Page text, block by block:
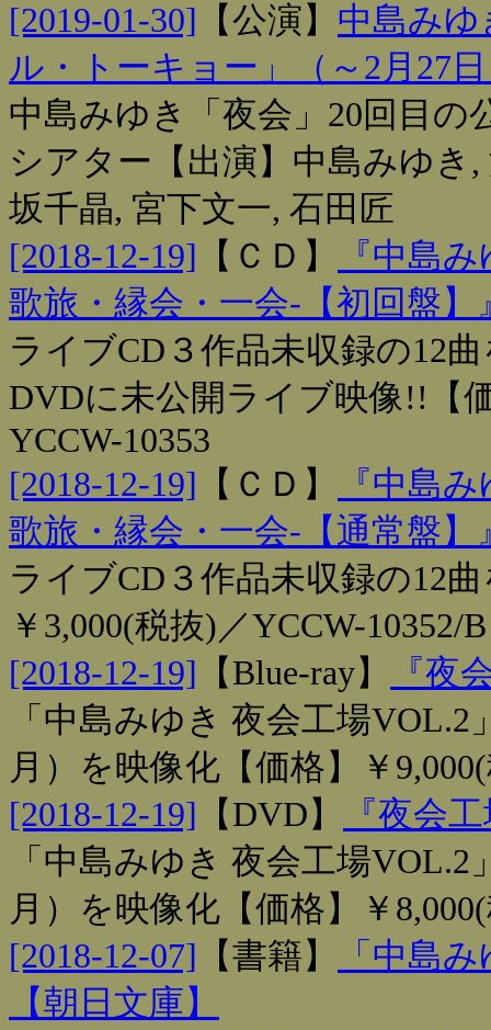
[2019-01-30] 【公演 】 中島み
ル・トーキョー」（～2月27
中島みゆき「夜会」20回目の
シアター【出演】中島みゆき
坂千晶, 宮下文一, 石田匠
[2018-12-19] 【 ＣＤ 】
『中島
歌旅・縁会・一会‐【初回盤】
ライブCD３作品未収録の12
DVDに未公開ライブ映像!!【
YCCW-10353
[2018-12-19] 【 ＣＤ 】
『中島
歌旅・縁会・一会‐【通常盤】
ライブCD３作品未収録の12
￥3,000(税抜)／YCCW-10352/B
[2018-12-19] 【 Blue-ray】
『夜
「中島みゆき 夜会工場VOL.2
月）を映像化【価格】￥
[2018-12-19] 【 DVD 】
『夜会
「中島みゆき 夜会工場VOL.2
月）を映像化【価格】￥
[2018-12-07] 【書籍 】
「中島
【朝日文庫】